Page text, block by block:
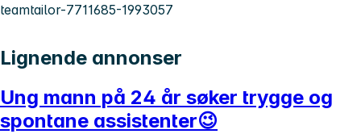
teamtailor-7711685-1993057
Lignende annonser
Ung mann på 24 år søker trygge og
spontane assistenter😉